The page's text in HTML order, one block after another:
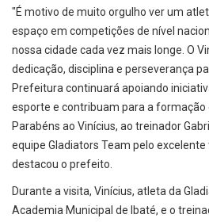
"É motivo de muito orgulho ver um
espaço em competições de nível
nossa cidade cada vez mais longe. O
dedicação, disciplina e perseverança
Prefeitura continuará apoiando
esporte e contribuam para a formação
Parabéns ao Vinícius, ao treinador
equipe Gladiators Team pelo
destacou o prefeito.
Durante a visita, Vinícius, atleta da
Academia Municipal de Ibaté, e o